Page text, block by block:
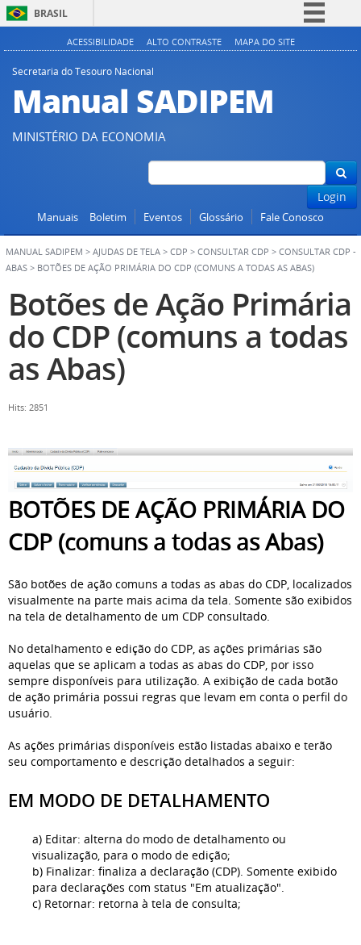
BRASIL
Simplifique!
Participe
Acesso à informação
ACESSIBILIDADE ALTO CONTRASTE MAPA DO SITE
Secretaria do Tesouro Nacional
Manual SADIPEM
MINISTÉRIO DA ECONOMIA
Login
Manuais Boletim Eventos Glossário Fale Conosco
MANUAL SADIPEM > AJUDAS DE TELA > CDP > CONSULTAR CDP > CONSULTAR CDP -
ABAS > BOTÕES DE AÇÃO PRIMÁRIA DO CDP (COMUNS A TODAS AS ABAS)
Botões de Ação Primária
do CDP (comuns a todas
as Abas)
Hits: 2851
BOTÕES DE AÇÃO PRIMÁRIA DO
CDP (comuns a todas as Abas)
São botões de ação comuns a todas as abas do CDP, localizados
visualmente na parte mais acima da tela. Somente são exibidos
na tela de detalhamento de um CDP consultado.
No detalhamento e edição do CDP, as ações primárias são
aquelas que se aplicam a todas as abas do CDP, por isso
sempre disponíveis para utilização. A exibição de cada botão
de ação primária possui regras que levam em conta o perfil do
usuário.
As ações primárias disponíveis estão listadas abaixo e terão
seu comportamento e descrição detalhados a seguir:
EM MODO DE DETALHAMENTO
a) Editar: alterna do modo de detalhamento ou
visualização, para o modo de edição;
b) Finalizar: finaliza a declaração (CDP). Somente exibido
para declarações com status "Em atualização".
c) Retornar: retorna à tela de consulta;